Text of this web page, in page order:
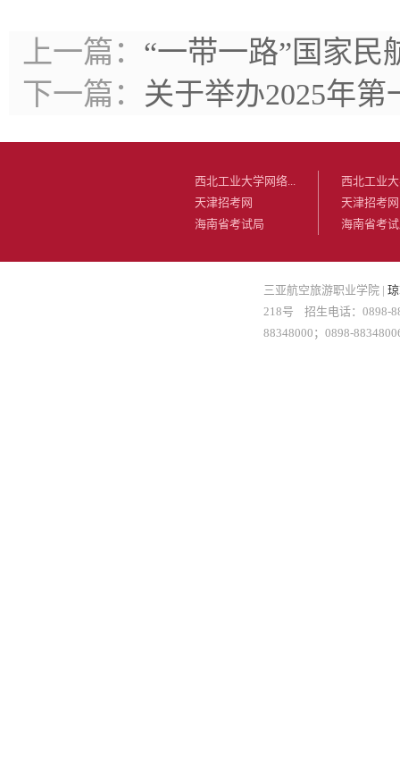
上一篇： “一带一路”国家民
下一篇： 关于举办2025年
西北工业大学网络...
天津招考网
海南省考试局
西北工业
天津招考网
海南省考
三亚航空旅游职业学院 |
218号 招生电话：0898-
88348000；0898-